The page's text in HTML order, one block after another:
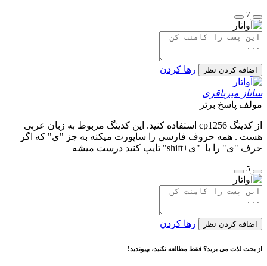
7
اضافه کردن نظر رها کردن
ساناز میرباقری
مولف پاسخ برتر
از کدینگ cp1256 استفاده کنید. این کدینگ مربوط به زبان عربی
هست . همه حروف فارسی را ساپورت میکنه به جز "ی" که اگر
حرف "ی" را با "ی+shift" تایپ کنید درست میشه
5
اضافه کردن نظر رها کردن
از بحث لذت می برید؟ فقط مطالعه نکنید، بپیوندید!